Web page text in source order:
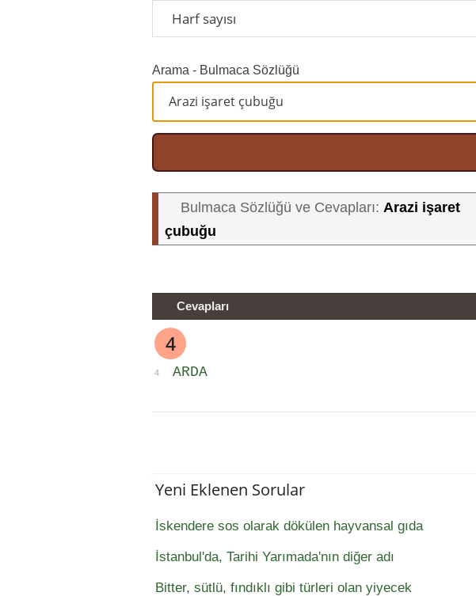
Arama - Bulmaca Sözlüğü
Bulmaca Sözlüğü ve Cevapları: Arazi işaret
çubuğu
Cevapları
4
4 ARDA
Yeni Eklenen Sorular
İskendere sos olarak dökülen hayvansal gıda
İstanbul'da, Tarihi Yarımada'nın diğer adı
Bitter, sütlü, fındıklı gibi türleri olan yiyecek